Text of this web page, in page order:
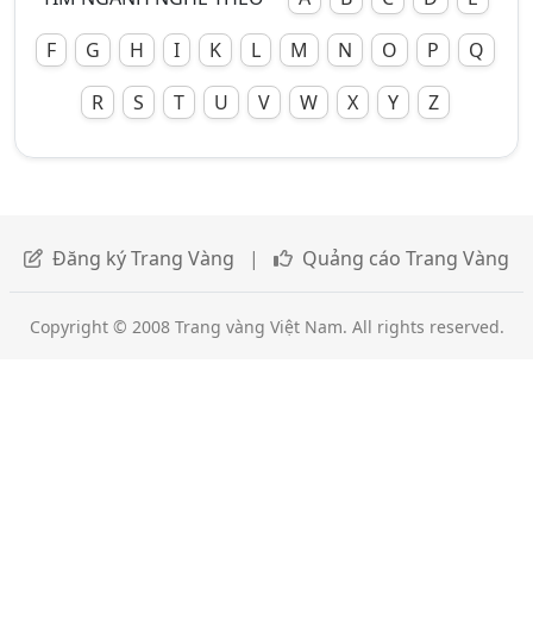
F
G H I K L M N O P
Q
R
S T U V W X Y Z
Đăng ký Trang Vàng | Quảng cáo Trang Vàng
Copyright © 2008 Trang vàng Việt Nam. All rights reserved.